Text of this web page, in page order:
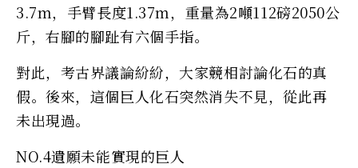
3.7m，手臂長度1.37m，重量為2噸112磅2050公
斤，右腳的腳趾有六個手指。
對此，考古界議論紛紛，大家競相討論化石的真
假。後來，這個巨人化石突然消失不見，從此再
未出現過。
NO.4遺願未能實現的巨人